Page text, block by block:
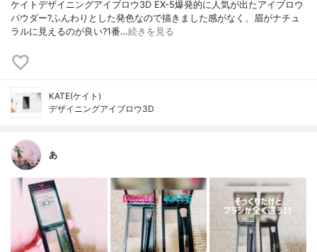
ケイトデザイニングアイブロウ3D EX-5爆発的に人気が出たアイブロウ
パウダー?ふんわりとした発色なので描きました感がなく、眉がナチュ
ラルに見えるのが良い?1番…続きを見る
KATE(ケイト)
デザイニングアイブロウ3D
あ